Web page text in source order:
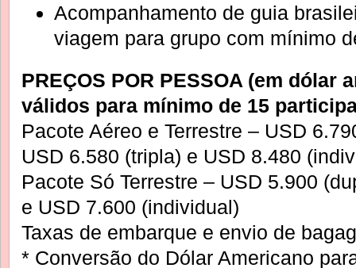
Acompanhamento de guia
viagem para grupo com mínimo
PREÇOS POR PESSOA (em dólar
válidos para mínimo de 15
Pacote Aéreo e Terrestre – USD
USD 6.580 (tripla) e USD 8.480
Pacote Só Terrestre – USD 5.900
e USD 7.600 (individual)
Taxas de embarque e envio de
* Conversão do Dólar Americano